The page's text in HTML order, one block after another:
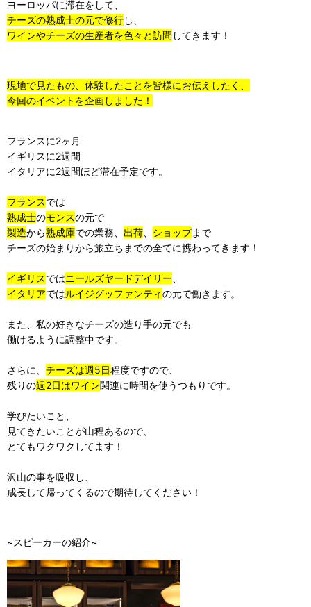
ヨーロッパに滞在をして、
チーズの熟成士の元で修行し、
ワインやチーズの生産者を色々と訪問 してきます！
現地で見たもの、体験したことを皆様にお伝えしたく、
今回のイベントを企画しました！
フランスに2ヶ月
イギリスに2週間
イタリアに2週間ほど滞在予定です。
フランスでは
熟成士のモンスの元で
製造から熟成庫での業務、 出荷 ショップまで
チーズの始まりから旅立ちまでの全てに携わってきます！
イギリスではニールズヤードデイリー
イタリアではルイジグッファンティの元で働きます。
また、私の好きなチーズの造り手の元でも
働けるように調整中です。
さらに、 チーズは週5日程度ですので、
残りの週2日はワイン関連に時間を使うつもりです。
学びたいこと、
見てきたいことが山程あるので、
とてもワクワクしてます！
沢山の事を吸収し、
成長して帰ってくるので期待してください！
~スピーカーの紹介~